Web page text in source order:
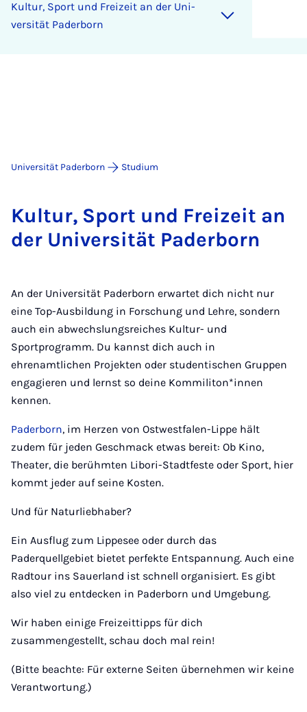
Kul­tur, Sport und Frei­zeit an der Uni­
ver­si­tät Pa­der­born
Universität Paderborn Studium
Kul­tur, Sport und Frei­zeit an
der Uni­ver­si­tät Pa­der­born
An der Universität Paderborn erwartet dich nicht nur
eine Top-Ausbildung in Forschung und Lehre, sondern
auch ein abwechslungsreiches Kultur- und
Sportprogramm. Du kannst dich auch in
ehrenamtlichen Projekten oder studentischen Gruppen
engagieren und lernst so deine Kommiliton*innen
kennen.
Paderborn, im Herzen von Ostwestfalen-Lippe hält
zudem für jeden Geschmack etwas bereit: Ob Kino,
Theater, die berühmten Libori-Stadtfeste oder Sport, hier
kommt jeder auf seine Kosten.
Und für Naturliebhaber?
Ein Ausflug zum Lippesee oder durch das
Paderquellgebiet bietet perfekte Entspannung. Auch eine
Radtour ins Sauerland ist schnell organisiert. Es gibt
also viel zu entdecken in Paderborn und Umgebung.
Wir haben einige Freizeittipps für dich
zusammengestellt, schau doch mal rein!
(Bitte beachte: Für externe Seiten übernehmen wir keine
Verantwortung.)